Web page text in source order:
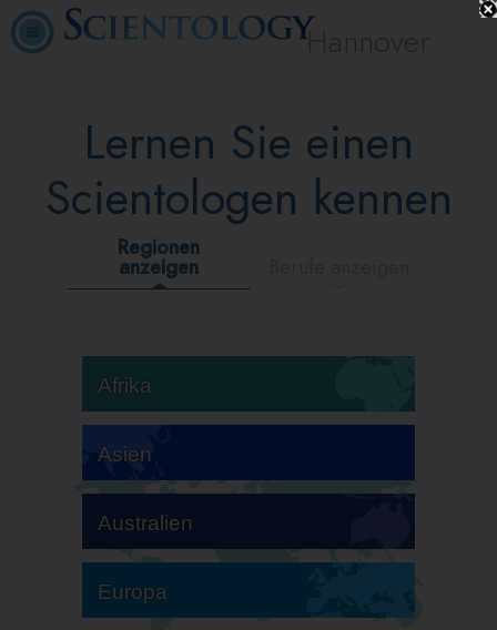
Hannover
Lernen Sie einen
Scientologen kennen
Regionen
anzeigen
Afrika
Asien
Australien
Europa